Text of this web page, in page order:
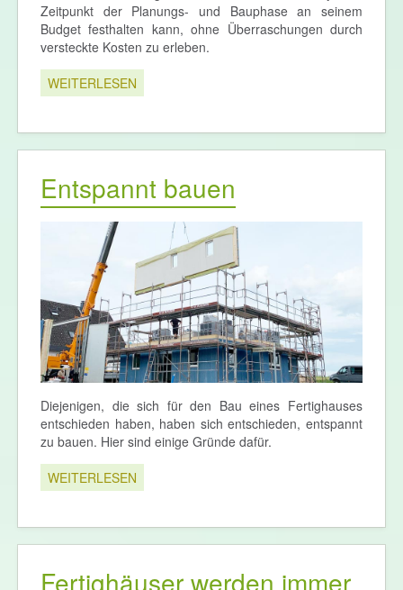
Zeitpunkt der Planungs- und Bauphase an seinem
Budget festhalten kann, ohne Überraschungen durch
versteckte Kosten zu erleben.
WEITERLESEN
Entspannt bauen
Diejenigen, die sich für den Bau eines Fertighauses
entschieden haben, haben sich entschieden, entspannt
zu bauen. Hier sind einige Gründe dafür.
WEITERLESEN
Fertighäuser werden immer